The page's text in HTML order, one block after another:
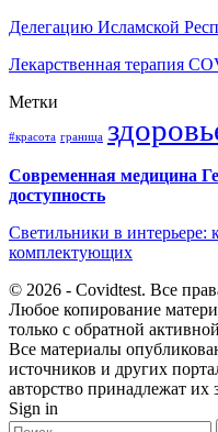
Делегацию Исламской
Лекарственная терапия
Метки
#красота граница
Современная медицина
доступность
Светильники в интерьере:
комплектующих
© 2026 - Covidtest. Все
Любое копирование
только с обратной
Все материалы
источников и других
авторство принадлежат их
Sign in